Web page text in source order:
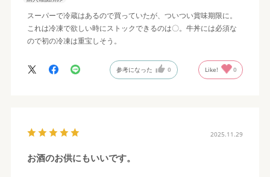
スーパーで冷蔵はあるので買っていたが、ついつい賞味期限に。
これは冷凍で欲しい時にストックできるのは〇。牛丼には必須な
ので初の冷凍は重宝しそう。
参考になった 0 Like! 0
2025.11.29
お酒のお供にもいいです。